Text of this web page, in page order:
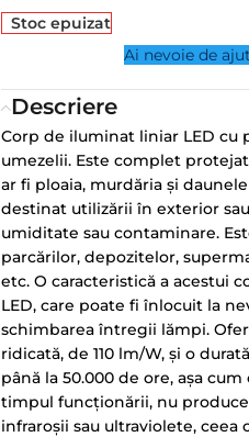
Stoc epuizat
Ai nevoie de
Descriere
Corp de iluminat liniar LED
umezelii. Este complet
ar fi ploaia, murdăria și
destinat utilizării în exterior
umiditate sau contaminare.
parcărilor, depozitelor,
etc. O caracteristică a acestui
LED, care poate fi înlocuit la
schimbarea întregii lămpi.
ridicată, de 110 lm/W, și o
până la 50.000 de ore, așa
timpul funcționării, nu
infraroșii sau ultraviolete, ceea